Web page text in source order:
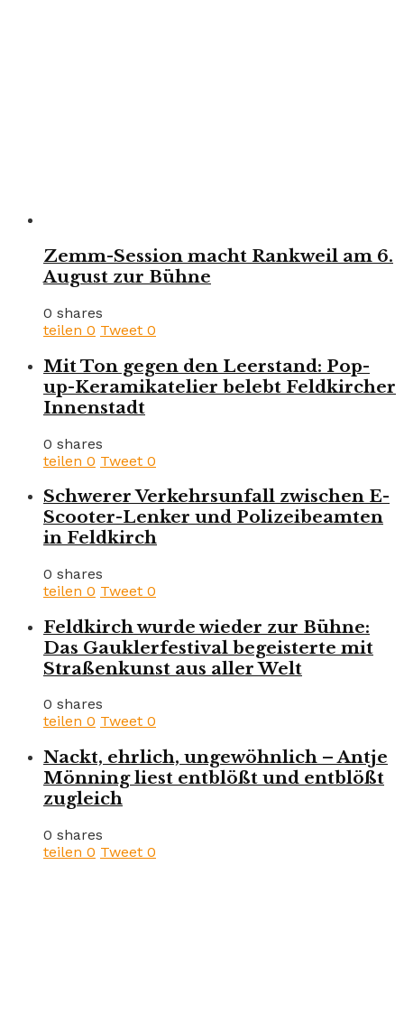
Zemm-Session macht Rankweil am 6.
August zur Bühne
0 shares
teilen 0 Tweet 0
Mit Ton gegen den Leerstand: Pop-
up-Keramikatelier belebt Feldkircher
Innenstadt
0 shares
teilen 0 Tweet 0
Schwerer Verkehrsunfall zwischen E-
Scooter-Lenker und Polizeibeamten
in Feldkirch
0 shares
teilen 0 Tweet 0
Feldkirch wurde wieder zur Bühne:
Das Gauklerfestival begeisterte mit
Straßenkunst aus aller Welt
0 shares
teilen 0 Tweet 0
Nackt, ehrlich, ungewöhnlich – Antje
Mönning liest entblößt und entblößt
zugleich
0 shares
teilen 0 Tweet 0